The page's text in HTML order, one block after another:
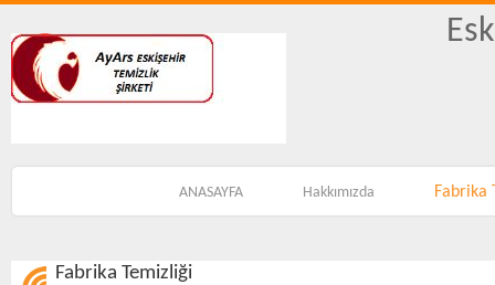
ANASAYFA Hakkımızda Fabrika
Fabrika Temizliği